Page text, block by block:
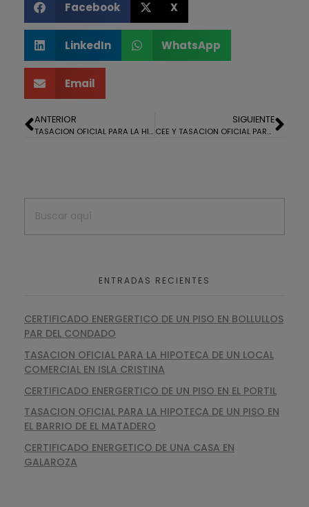
Facebook X
LinkedIn WhatsApp
Email
ANTERIOR
TASACION OFICIAL PARA LA HIPOTECA DE UNA CASA EN AYAMONTE
SIGUIENTE
CEE Y TASACION OFICIAL PARA LA HIPOTECA DE UNA CASA EN CHUCENA
ENTRADAS RECIENTES
CERTIFICADO ENERGERTICO DE UN PISO EN BOLLULLOS
PAR DEL CONDADO
TASACION OFICIAL PARA LA HIPOTECA DE UN LOCAL
COMERCIAL EN ISLA CRISTINA
CERTIFICADO ENERGERTICO DE UN PISO EN EL PORTIL
TASACION OFICIAL PARA LA HIPOTECA DE UN PISO EN
EL BARRIO DE EL MATADERO
CERTIFICADO ENERGETICO DE UNA CASA EN
GALAROZA